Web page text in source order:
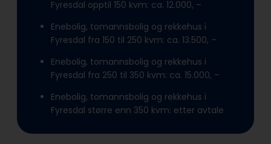
Fyresdal opptil 150 kvm: ca. 12.000, –
Enebolig, tomannsbolig og rekkehus i
Fyresdal fra 150 til 250 kvm: ca. 13.500, –
Enebolig, tomannsbolig og rekkehus i
Fyresdal fra 250 til 350 kvm: ca. 15.000, –
Enebolig, tomannsbolig og rekkehus i
Fyresdal større enn 350 kvm: etter avtale